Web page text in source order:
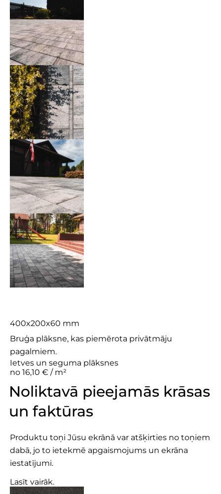
400x200x60 mm
Bruģa plāksne, kas piemērota privātmāju
pagalmiem.
Ietves un seguma plāksnes
no 16,10 € / m²
Noliktavā pieejamās krāsas
un faktūras
Produktu toņi Jūsu ekrānā var atšķirties no toņiem
dabā, jo to ietekmē apgaismojums un ekrāna
iestatījumi.
Lasīt vairāk.